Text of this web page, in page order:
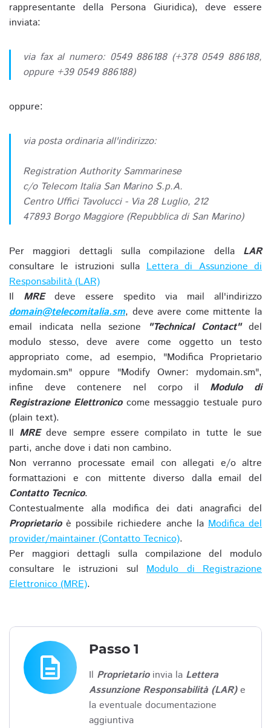
rappresentante della Persona Giuridica), deve essere
inviata:
via fax al numero: 0549 886188 (+378 0549 886188,
oppure +39 0549 886188)
oppure:
via posta ordinaria all'indirizzo:
Registration Authority Sammarinese
c/o Telecom Italia San Marino S.p.A.
Centro Uffici Tavolucci - Via 28 Luglio, 212
47893 Borgo Maggiore (Repubblica di San Marino)
Per maggiori dettagli sulla compilazione della LAR
consultare le istruzioni sullaLettera di Assunzione di
Responsabilità (LAR)
Il MREdeve essere spedito via mail all'indirizzo
domain@telecomitalia.sm, deve avere come mittente la
email indicata nella sezione
"Technical Contact"del
modulo stesso, deve avere come oggetto un testo
appropriato come, ad esempio, "Modifica Proprietario
mydomain.sm" oppure "Modify Owner: mydomain.sm",
infine deve contenere nel corpo il Modulo di
Registrazione Elettronicocome messaggio testuale puro
(plain text).
Il MREdeve sempre essere compilato in tutte le sue
parti, anche dove i dati non cambino.
Non verranno processate email con allegati e/o altre
formattazioni e con mittente diverso dalla email del
Contatto Tecnico.
Contestualmente alla modifica dei dati anagrafici del
Proprietarioè possibile richiedere anche laModifica del
provider/maintainer (Contatto Tecnico).
Per maggiori dettagli sulla compilazione del modulo
consultare le istruzioni sul Modulo di Registrazione
Elettronico (MRE).
description
Passo 1
Il Proprietarioinvia la Lettera
Assunzione Responsabilità (LAR)e
la eventuale documentazione
aggiuntiva